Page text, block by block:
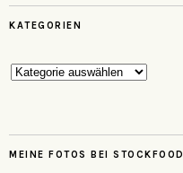
KATEGORIEN
Kategorien
MEINE FOTOS BEI STOCKFOOD